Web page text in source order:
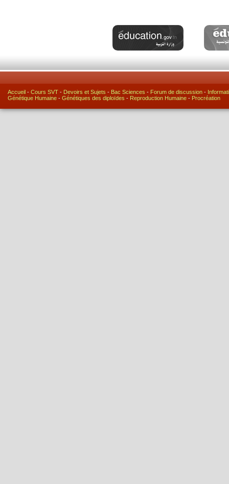
Accueil - Cours SVT - Devoirs et Sujets - Bac Sciences - Forum de discussion -
Génétique Humaine - Génétiques des diploïdes - Reproduction Humaine - Procréation